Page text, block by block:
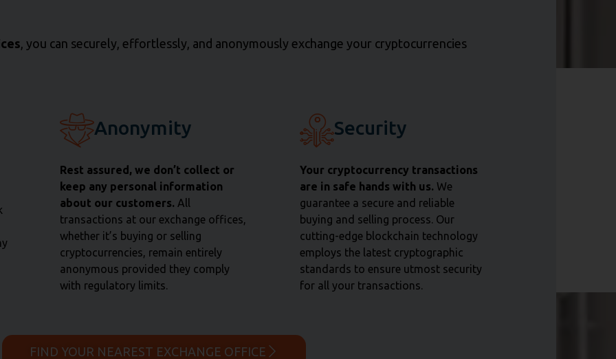
, you can securely, effortlessly, and anonymously exchange your cryptocurrencies
Anonymity
Rest assured, we don’t collect or
keep any personal information
about our customers. All
transactions at our exchange offices,
whether it’s buying or selling
cryptocurrencies, remain entirely
anonymous provided they comply
with regulatory limits.
Security
Your cryptocurrency transactions
are in safe hands with us. We
guarantee a secure and reliable
buying and selling process. Our
cutting-edge blockchain technology
employs the latest cryptographic
standards to ensure utmost security
for all your transactions.
FIND YOUR NEAREST EXCHANGE OFFICE